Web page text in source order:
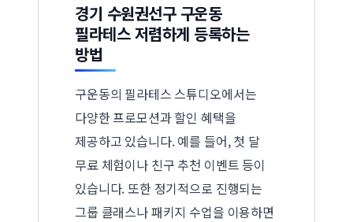
경기 수원권선구 구운동
필라테스 저렴하게 등록하는
방법
구운동의 필라테스 스튜디오에서는
다양한 프로모션과 할인 혜택을
제공하고 있습니다. 예를 들어, 첫 달
무료 체험이나 친구 추천 이벤트 등이
있습니다. 또한 정기적으로 진행되는
그룹 클래스나 패키지 수업을 이용하면